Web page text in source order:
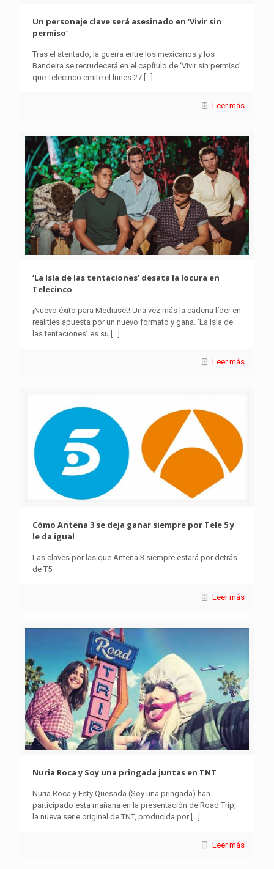
Un personaje clave será asesinado en ‘Vivir sin
permiso’
Tras el atentado, la guerra entre los mexicanos y los
Bandeira se recrudecerá en el capítulo de ‘Vivir sin permiso’
que Telecinco emite el lunes 27 […]
Leer más
‘La Isla de las tentaciones’ desata la locura en
Telecinco
¡Nuevo éxito para Mediaset! Una vez más la cadena líder en
realities apuesta por un nuevo formato y gana. ‘La Isla de
las tentaciones’ es su […]
Leer más
Cómo Antena 3 se deja ganar siempre por Tele 5 y
le da igual
Las claves por las que Antena 3 siempre estará por detrás
de T5
Leer más
Nuria Roca y Soy una pringada juntas en TNT
Nuria Roca y Esty Quesada (Soy una pringada) han
participado esta mañana en la presentación de Road Trip,
la nueva serie original de TNT, producida por[…]
Leer más